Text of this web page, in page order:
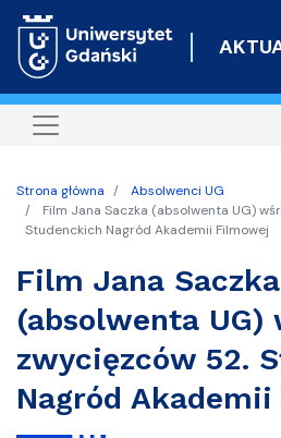
do
Strona główna
Absolwenci UG
Film Jana Saczka (absolwenta UG)
Studenckich Nagród Akademii Filmowej
Film Jana Saczka
(absolwenta UG)
zwycięzców 52.
Nagród